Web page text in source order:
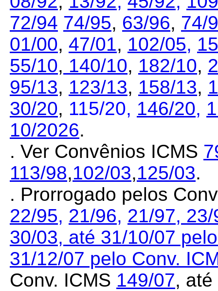
72/94 74/95, 63/96, 74/
01/00, 47/01, 102/05,
55/10, 140/10, 182/10,
95/13, 123/13, 158/13,
30/20, 115/20, 146/20,
10/2026.
. Ver Convênios ICMS
113/98,102/03,125/03.
. Prorrogado pelos
22/95, 21/96, 21/97,
30/03, até 31/10/07
31/12/07 pelo Conv.
Conv. ICMS 149/07,